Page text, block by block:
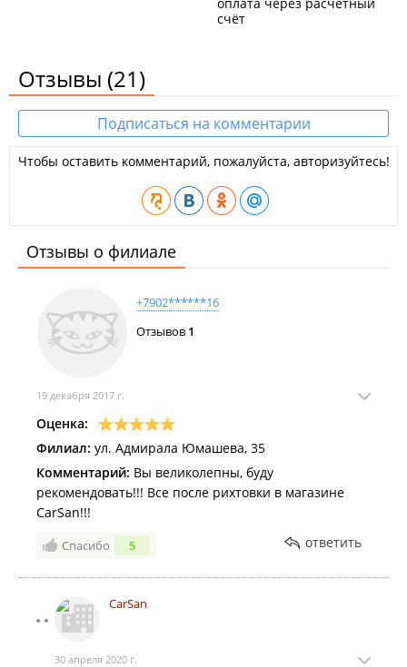
счёт
Отзывы (21)
Подписаться на комментарии
Чтобы оставить комментарий, пожалуйста, авторизуйтесь!
Отзывы о филиале
+7902******16
Отзывов 1
19 декабря 2017 г.
Оценка:
Филиал: ул. Адмирала Юмашева, 35
Комментарий: Вы великолепны, буду
рекомендовать!!! Все после рихтовки в магазине
CarSan!!!
Спасибо 5 ответить
CarSan
30 апреля 2020 г.